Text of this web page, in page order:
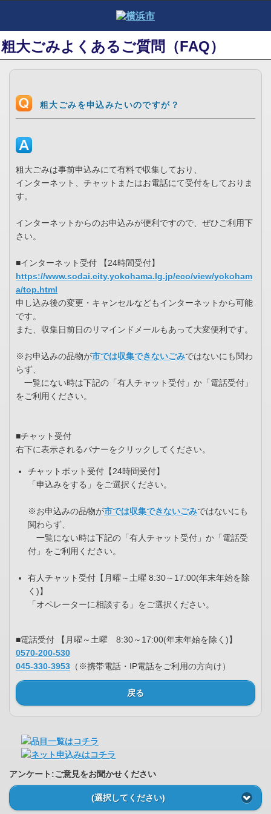
粗大ごみよくあるご質問（FAQ）
粗大ごみを申込みたいのですが？
粗大ごみは事前申込みにて有料で収集しており、
インターネット、チャットまたはお電話にて受付をしておりま
す。
インターネットからのお申込みが便利ですので、ぜひご利用下
さい。
■インターネット受付 【24時間受付】
https://www.sodai.city.yokohama.lg.jp/eco/view/yokoham
a/top.html
申し込み後の変更・キャンセルなどもインターネットから可能
です。
また、収集日前日のリマインドメールもあって大変便利です。
※お申込みの品物が市では収集できないごみではないにも関わ
らず、
一覧にない時は下記の「有人チャット受付」か「電話受付」
をご利用ください。
■チャット受付
右下に表示されるバナーをクリックしてください。
チャットボット受付【24時間受付】
「申込みをする」をご選択ください。
※お申込みの品物が市では収集できないごみではないにも
関わらず、
一覧にない時は下記の「有人チャット受付」か「電話受
付」をご利用ください。
有人チャット受付【月曜～土曜 8:30～17:00(年末年始を除
く)】
「オペレーターに相談する」をご選択ください。
■電話受付 【月曜～土曜 8:30～17:00(年末年始を除く)】
0570-200-530
045-330-3953 （※携帯電話・IP電話をご利用の方向け）
戻る
アンケート:ご意見をお聞かせください
(選択してください)